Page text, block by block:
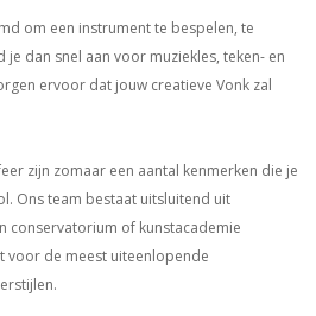
om een instrument te bespelen, te
je dan snel aan voor muziekles, teken- en
ervoor dat jouw creatieve Vonk zal
zijn zomaar een aantal kenmerken die je
Ons team bestaat uitsluitend uit
conservatorium of kunstacademie
voor de meest uiteenlopende